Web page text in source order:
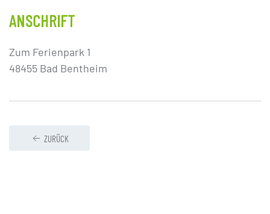
ANSCHRIFT
Zum Ferienpark 1
48455 Bad Bentheim
ZURÜCK